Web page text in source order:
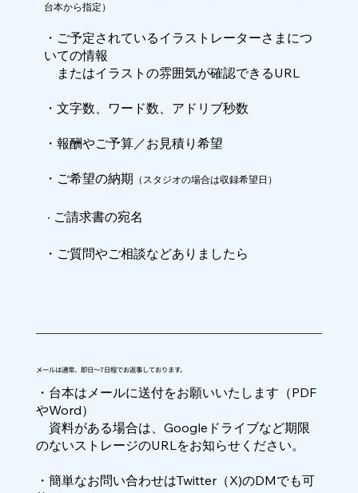
台本から指定）
・ご予定されているイラストレーターさまにつ
いての情報
​ またはイラストの雰囲気が確認できるURL
・文字数、ワード数、アドリブ秒数
・報酬やご予算／お見積り希望
・ご希望の納期 （スタジオの場合は収録希望日）​
・ ご請求書の宛名
・ご質問やご相談などありましたら
メールは通常、即日～7日程でお返事しております。
・台本はメールに送付をお願いいたします（PDF
やWord）
資料がある場合は、Googleドライブなど期限
のないストレージのURLをお知らせください。
・簡単なお問い合わせはTwitter（X)のDMでも可